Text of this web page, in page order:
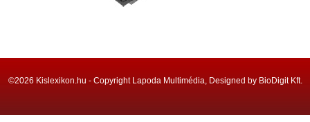
©2026 Kislexikon.hu - Copyright Lapoda Multimédia, Designed by BioDigit Kft.